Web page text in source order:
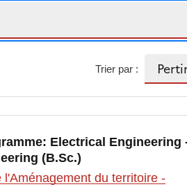
Trier par :
Electrical Engineering
(B.Sc.)
du territoire -